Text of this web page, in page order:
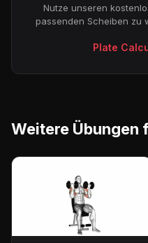
Nutze unseren
passenden Scheiben zu
Plate
Weitere Übungen